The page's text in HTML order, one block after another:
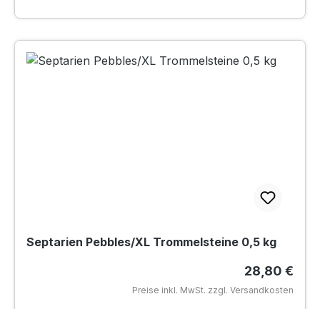
Septarien Pebbles/XL Trommelsteine 0,5 kg
Regulärer
28,80 €
Preise inkl. MwSt. zzgl. Versandkosten